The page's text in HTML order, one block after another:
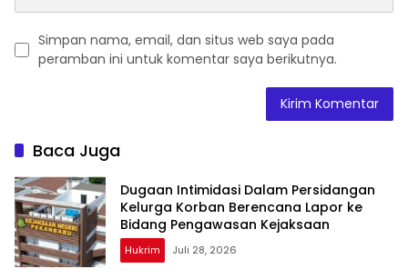
Simpan nama, email, dan situs web saya pada
peramban ini untuk komentar saya berikutnya.
Baca Juga
Dugaan Intimidasi Dalam Persidangan
Kelurga Korban Berencana Lapor ke
Bidang Pengawasan Kejaksaan
Hukrim Juli 28, 2026